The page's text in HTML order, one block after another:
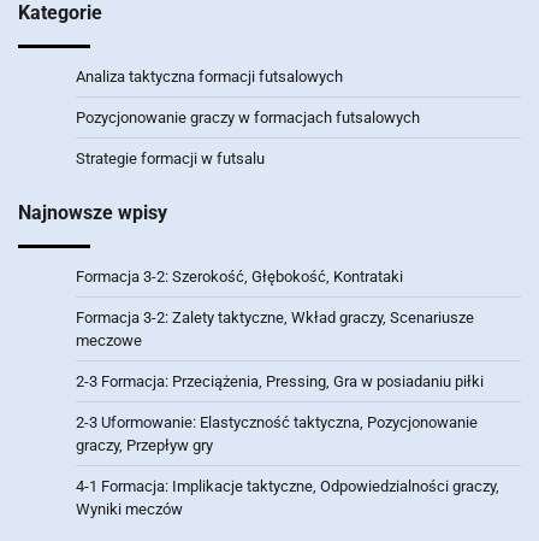
Kategorie
Analiza taktyczna formacji futsalowych
Pozycjonowanie graczy w formacjach futsalowych
Strategie formacji w futsalu
Najnowsze wpisy
Formacja 3-2: Szerokość, Głębokość, Kontrataki
Formacja 3-2: Zalety taktyczne, Wkład graczy, Scenariusze
meczowe
2-3 Formacja: Przeciążenia, Pressing, Gra w posiadaniu piłki
2-3 Uformowanie: Elastyczność taktyczna, Pozycjonowanie
graczy, Przepływ gry
4-1 Formacja: Implikacje taktyczne, Odpowiedzialności graczy,
Wyniki meczów